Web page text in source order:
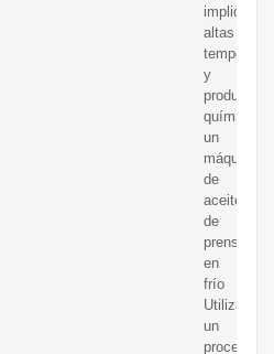
implican
altas
y
productos
químicos,
un
máquina
de
aceite
de
prensa
en
frío
Utiliza
un
proceso